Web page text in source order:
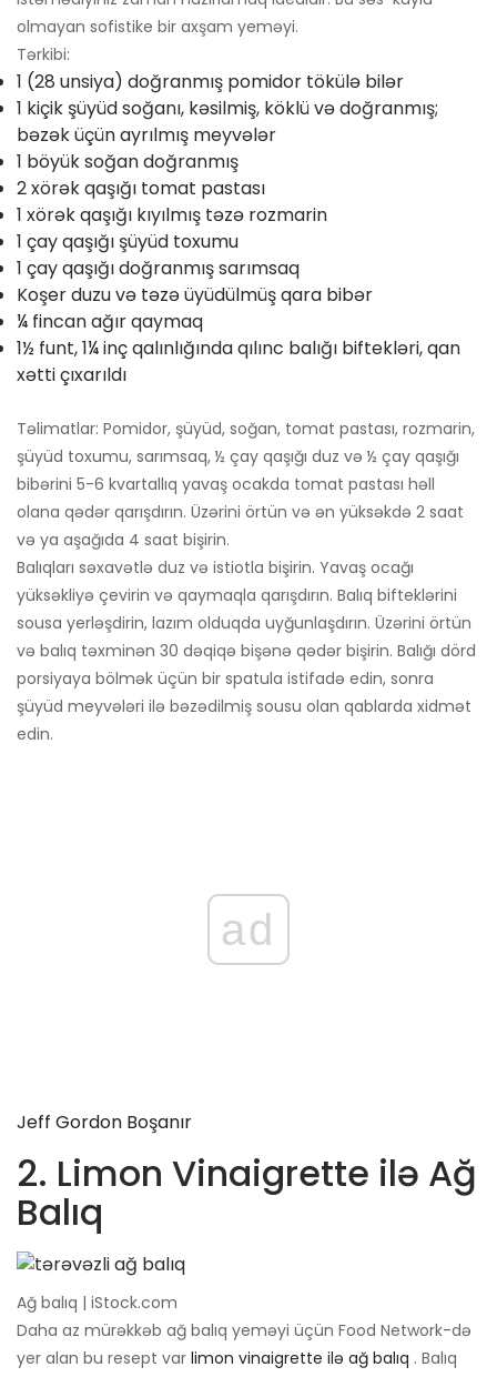
olmayan sofistike bir axşam yeməyi.
Tərkibi:
1 (28 unsiya) doğranmış pomidor tökülə bilər
1 kiçik şüyüd soğanı, kəsilmiş, köklü və doğranmış;
bəzək üçün ayrılmış meyvələr
1 böyük soğan doğranmış
2 xörək qaşığı tomat pastası
1 xörək qaşığı kıyılmış təzə rozmarin
1 çay qaşığı şüyüd toxumu
1 çay qaşığı doğranmış sarımsaq
Koşer duzu və təzə üyüdülmüş qara bibər
¼ fincan ağır qaymaq
1½ funt, 1¼ inç qalınlığında qılınc balığı biftekləri, qan
xətti çıxarıldı
Təlimatlar: Pomidor, şüyüd, soğan, tomat pastası, rozmarin,
şüyüd toxumu, sarımsaq, ½ çay qaşığı duz və ½ çay qaşığı
bibərini 5-6 kvartallıq yavaş ocakda tomat pastası həll
olana qədər qarışdırın. Üzərini örtün və ən yüksəkdə 2 saat
və ya aşağıda 4 saat bişirin.
Balıqları səxavətlə duz və istiotla bişirin. Yavaş ocağı
yüksəkliyə çevirin və qaymaqla qarışdırın. Balıq bifteklərini
sousa yerləşdirin, lazım olduqda uyğunlaşdırın. Üzərini örtün
və balıq təxminən 30 dəqiqə bişənə qədər bişirin. Balığı dörd
porsiyaya bölmək üçün bir spatula istifadə edin, sonra
şüyüd meyvələri ilə bəzədilmiş sousu olan qablarda xidmət
edin.
ad
Jeff Gordon Boşanır
2. Limon Vinaigrette ilə Ağ
Balıq
Ağ balıq | iStock.com
Daha az mürəkkəb ağ balıq yeməyi üçün Food Network-də
yer alan bu resept var limon vinaigrette ilə ağ balıq . Balıq